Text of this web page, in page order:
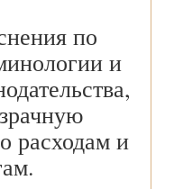
по
и
расходам и